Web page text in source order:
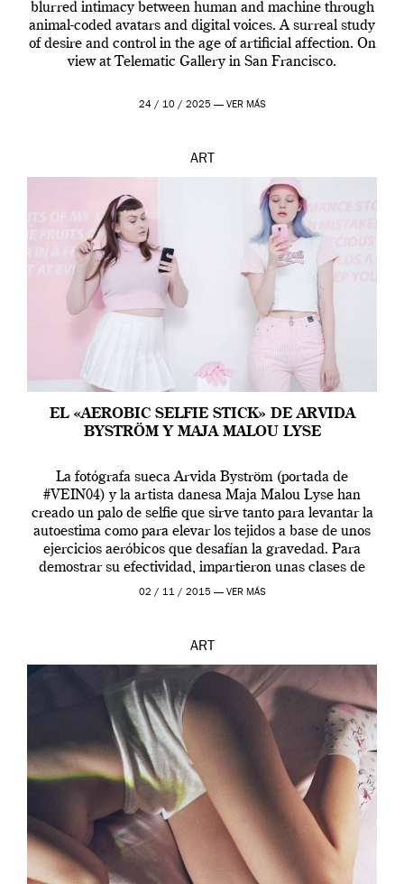
blurred intimacy between human and machine through
animal-coded avatars and digital voices. A surreal study
of desire and control in the age of artificial affection. On
view at Telematic Gallery in San Francisco.
24 / 10 / 2025 — VER MÁS
ART
EL «AEROBIC SELFIE STICK» DE ARVIDA
BYSTRÖM Y MAJA MALOU LYSE
La fotógrafa sueca Arvida Byström (portada de
#VEIN04) y la artista danesa Maja Malou Lyse han
creado un palo de selfie que sirve tanto para levantar la
autoestima como para elevar los tejidos a base de unos
ejercicios aeróbicos que desafían la gravedad. Para
demostrar su efectividad, impartieron unas clases de
prueba en el Tate […]
02 / 11 / 2015 — VER MÁS
ART